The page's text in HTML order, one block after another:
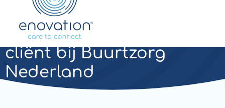
Meer aandacht voor de
cliënt bij Buurtzorg
Nederland